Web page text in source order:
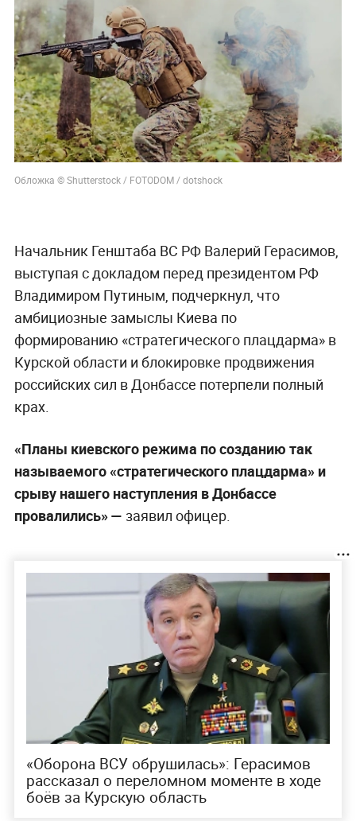
Обложка © Shutterstock / FOTODOM / dotshock
Начальник Генштаба ВС РФ Валерий Герасимов,
выступая с докладом перед президентом РФ
Владимиром Путиным, подчеркнул, что
амбициозные замыслы Киева по
формированию «стратегического плацдарма» в
Курской области и блокировке продвижения
российских сил в Донбассе потерпели полный
крах.
«Планы киевского режима по созданию так
называемого «стратегического плацдарма» и
срыву нашего наступления в Донбассе
провалились» — заявил офицер.
«Оборона ВСУ обрушилась»: Герасимов
рассказал о переломном моменте в ходе
боёв за Курскую область